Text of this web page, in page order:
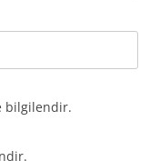
bilgilendir.